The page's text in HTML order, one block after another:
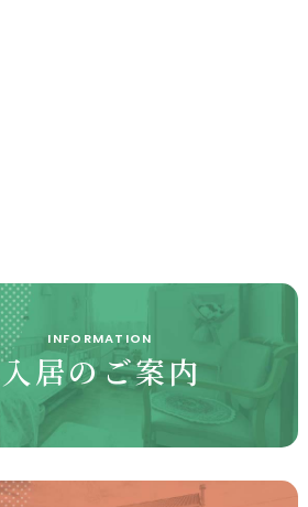
INFORMATION
入居のご案内